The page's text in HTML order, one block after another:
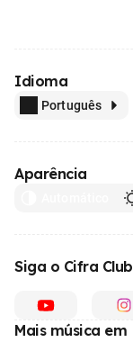
Idioma
Português
Aparência
Siga o Cifra Club
Mais música em